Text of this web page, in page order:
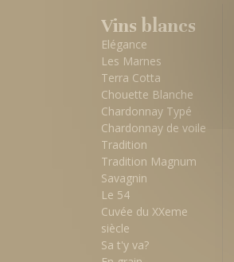
Vins blancs
Elégance
Les Marnes
Terra Cotta
Chouette Blanche
Chardonnay Typé
Chardonnay de voile
Tradition
Tradition Magnum
Savagnin
Le 54
Cuvée du XXeme
siècle
Sa t'y va?